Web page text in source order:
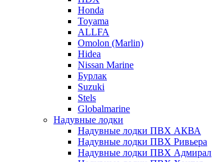
Honda
Toyama
ALLFA
Omolon (Marlin)
Hidea
Nissan Marine
Бурлак
Suzuki
Stels
Globalmarine
Надувные лодки
Надувные лодки ПВХ АКВА
Надувные лодки ПВХ Ривьера
Надувные лодки ПВХ Адмирал